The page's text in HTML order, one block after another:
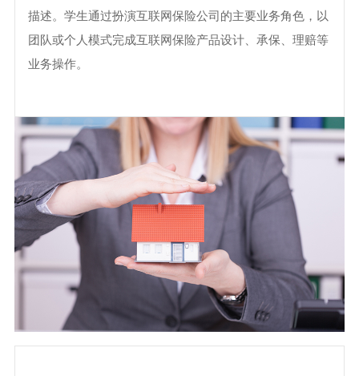
描述。学生通过扮演互联网保险公司的主要业务角色，以
团队或个人模式完成互联网保险产品设计、承保、理赔等
业务操作。